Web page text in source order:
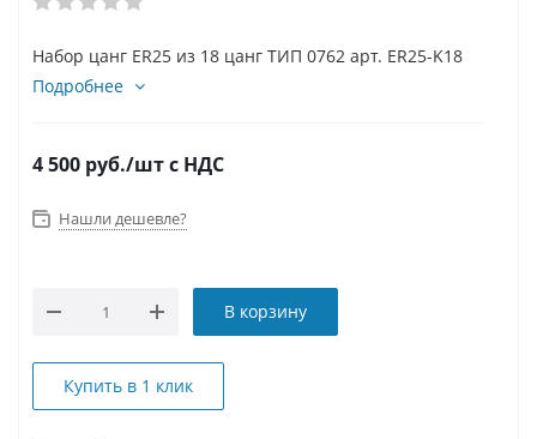
Набор цанг ER25 из 18 цанг ТИП 0762 арт. ER25-K18
Подробнее
4 500 руб./штс НДС
Нашли дешевле?
В корзину
Купить в 1 клик